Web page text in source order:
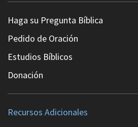
Haga su Pregunta Bíblica
Pedido de Oración
Estudios Bíblicos
Donación
Recursos Adicionales